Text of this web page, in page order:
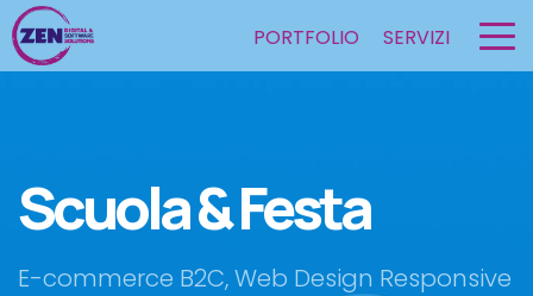
PORTFOLIO SERVIZI
Scuola & Festa
E-commerce B2C, Web Design Responsive